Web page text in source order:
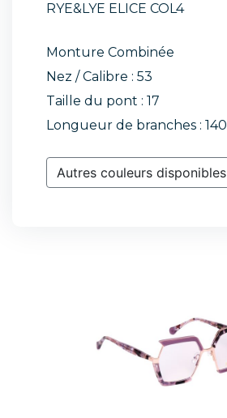
RYE&LYE ELICE COL4
Monture Combinée
Nez / Calibre : 53
Taille du pont : 17
Longueur de branches : 140
Autres couleurs disponibles